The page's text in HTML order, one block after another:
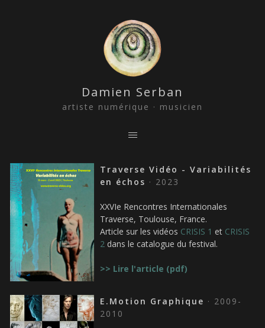
Damien Serban
artiste numérique · musicien
Traverse Vidéo - Variabilités
en échos · 2023
XXVIe Rencontres Internationales
Traverse, Toulouse, France.
Article sur les vidéos CRISIS 1 et CRISIS
2 dans le catalogue du festival.
>> Lire l'article (pdf)
E.Motion Graphique · 2009-
2010